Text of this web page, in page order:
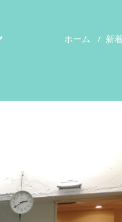
ホーム / 新